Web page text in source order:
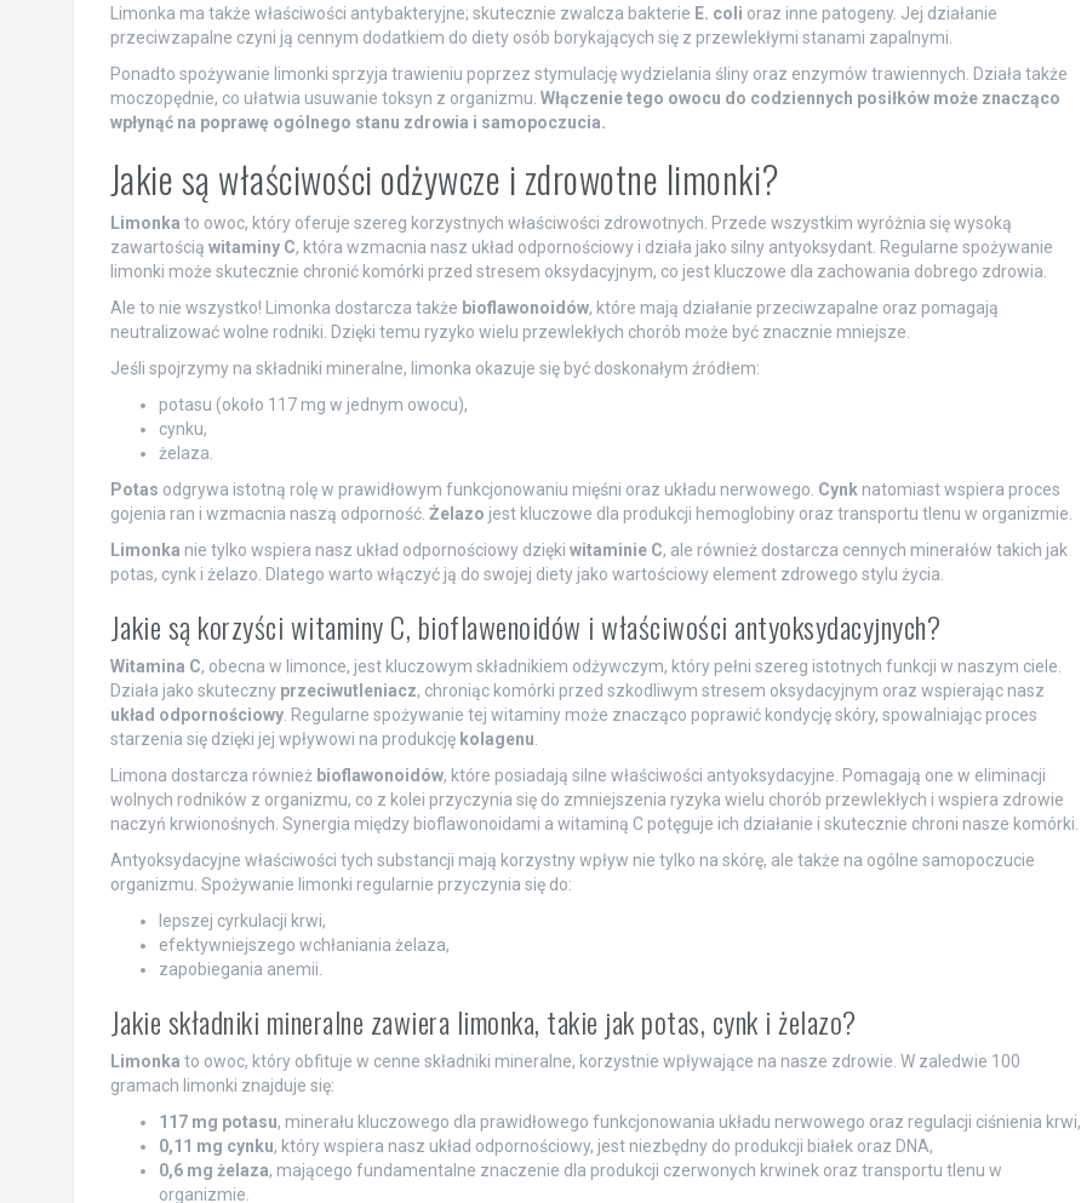
Limonka ma także właściwości antybakteryjne; skutecznie zwalcza bakterie E. coli oraz inne patogeny. Jej działanie
przeciwzapalne czyni ją cennym dodatkiem do diety osób borykających się z przewlekłymi stanami zapalnymi.
Ponadto spożywanie limonki sprzyja trawieniu poprzez stymulację wydzielania śliny oraz enzymów trawiennych. Działa także
moczopędnie, co ułatwia usuwanie toksyn z organizmu. Włączenie tego owocu do codziennych posiłków może znacząco
wpłynąć na poprawę ogólnego stanu zdrowia i samopoczucia.
Jakie są właściwości odżywcze i zdrowotne limonki?
Limonka to owoc, który oferuje szereg korzystnych właściwości zdrowotnych. Przede wszystkim wyróżnia się wysoką
zawartością witaminy C, która wzmacnia nasz układ odpornościowy i działa jako silny antyoksydant. Regularne spożywanie
limonki może skutecznie chronić komórki przed stresem oksydacyjnym, co jest kluczowe dla zachowania dobrego zdrowia.
Ale to nie wszystko! Limonka dostarcza także bioflawonoidów, które mają działanie przeciwzapalne oraz pomagają
neutralizować wolne rodniki. Dzięki temu ryzyko wielu przewlekłych chorób może być znacznie mniejsze.
Jeśli spojrzymy na składniki mineralne, limonka okazuje się być doskonałym źródłem:
potasu (około 117 mg w jednym owocu),
cynku,
żelaza.
Potas odgrywa istotną rolę w prawidłowym funkcjonowaniu mięśni oraz układu nerwowego. Cynknatomiast wspiera proces
gojenia ran i wzmacnia naszą odporność. Żelazo jest kluczowe dla produkcji hemoglobiny oraz transportu tlenu w organizmie.
Limonka nie tylko wspiera nasz układ odpornościowy dzięki witaminie C, ale również dostarcza cennych minerałów takich jak
potas, cynk i żelazo. Dlatego warto włączyć ją do swojej diety jako wartościowy element zdrowego stylu życia.
Jakie są korzyści witaminy C, bioflawenoidów i właściwości antyoksydacyjnych?
Witamina C, obecna w limonce, jest kluczowym składnikiem odżywczym, który pełni szereg istotnych funkcji w naszym ciele.
Działa jako skuteczny przeciwutleniacz, chroniąc komórki przed szkodliwym stresem oksydacyjnym oraz wspierając nasz
układ odpornościowy. Regularne spożywanie tej witaminy może znacząco poprawić kondycję skóry, spowalniając proces
starzenia się dzięki jej wpływowi na produkcję kolagenu
Limona dostarcza również bioflawonoidów, które posiadają silne właściwości antyoksydacyjne. Pomagają one w eliminacji
wolnych rodników z organizmu, co z kolei przyczynia się do zmniejszenia ryzyka wielu chorób przewlekłych i wspiera zdrowie
naczyń krwionośnych. Synergia między bioflawonoidami a witaminą C potęguje ich działanie i skutecznie chroni nasze komórki.
Antyoksydacyjne właściwości tych substancji mają korzystny wpływ nie tylko na skórę, ale także na ogólne samopoczucie
organizmu. Spożywanie limonki regularnie przyczynia się do:
lepszej cyrkulacji krwi,
efektywniejszego wchłaniania żelaza,
zapobiegania anemii.
Jakie składniki mineralne zawiera limonka, takie jak potas, cynk i żelazo?
Limonka to owoc, który obfituje w cenne składniki mineralne, korzystnie wpływające na nasze zdrowie. W zaledwie 100
gramach limonki znajduje się:
117 mg potasu, minerału kluczowego dla prawidłowego funkcjonowania układu nerwowego oraz regulacji ciśnienia krwi,
0,11 mg cynku, który wspiera nasz układ odpornościowy, jest niezbędny do produkcji białek oraz DNA,
0,6 mg żelaza, mającego fundamentalne znaczenie dla produkcji czerwonych krwinek oraz transportu tlenu w
organizmie.